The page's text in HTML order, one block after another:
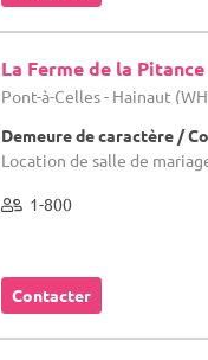
La Ferme de la Pitance
Pont-à-Celles - Hainaut
Demeure de caractère /
Location de salle de
1-800
Contacter